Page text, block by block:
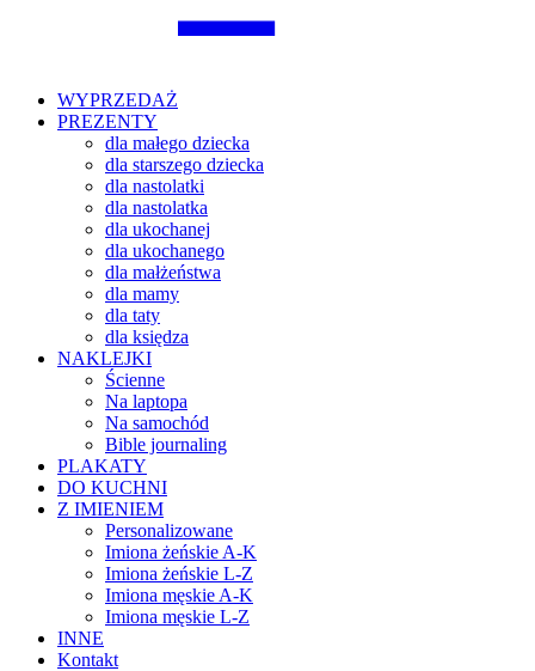
WYPRZEDAŻ
PREZENTY
dla małego dziecka
dla starszego dziecka
dla nastolatki
dla nastolatka
dla ukochanej
dla ukochanego
dla małżeństwa
dla mamy
dla taty
dla księdza
NAKLEJKI
Ścienne
Na laptopa
Na samochód
Bible journaling
PLAKATY
DO KUCHNI
Z IMIENIEM
Personalizowane
Imiona żeńskie A-K
Imiona żeńskie L-Z
Imiona męskie A-K
Imiona męskie L-Z
INNE
Kontakt